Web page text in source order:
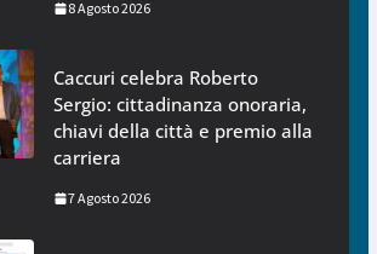
8 Agosto 2026
Caccuri celebra Roberto
Sergio: cittadinanza onoraria,
chiavi della città e premio alla
carriera
7 Agosto 2026